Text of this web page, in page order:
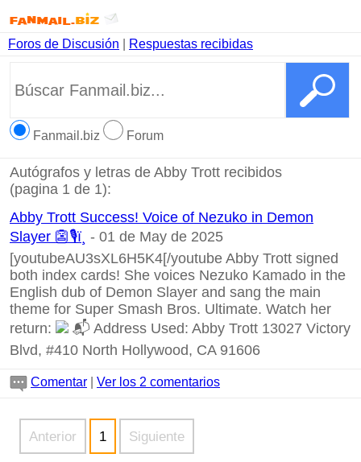
Foros de Discusión Respuestas recibidas
Fanmail.biz Forum
Autógrafos y letras de Abby Trott recibidos
(pagina 1 de 1):
Abby Trott Success! Voice of Nezuko in Demon
Slayer 👺🎙ï¸ - 01 de May de 2025
[youtubeAU3sXL6H5K4[/youtube Abby Trott signed
both index cards! She voices Nezuko Kamado in the
English dub of Demon Slayer and sang the main
theme for Super Smash Bros. Ultimate. Watch her
return:
📬 Address Used: Abby Trott 13027 Victory
Blvd, #410 North Hollywood, CA 91606
Comentar Ver los 2 comentarios
Anterior 1 Siguiente